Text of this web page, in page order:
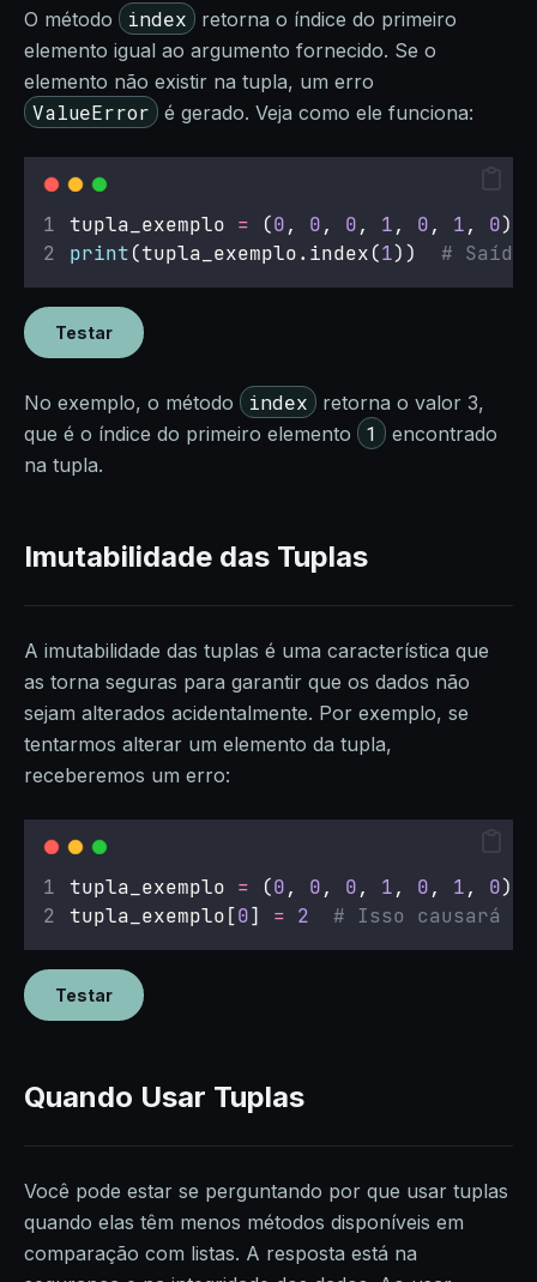
O método index
retorna o índice do primeiro
elemento igual ao argumento fornecido. Se o
elemento não existir na tupla, um erro
ValueError é gerado. Veja como ele funciona:
tupla_exemplo = (0, 0, 0, 1, 0, 1, 0)
print(tupla_exemplo.index(1)) #
Testar
No exemplo, o método index
retorna o valor 3,
que é o índice do primeiro elemento
1
encontrado
na tupla.
Imutabilidade das Tuplas
A imutabilidade das tuplas é uma característica que
as torna seguras para garantir que os dados não
sejam alterados acidentalmente. Por exemplo, se
tentarmos alterar um elemento da tupla,
receberemos um erro:
tupla_exemplo = (0, 0, 0, 1, 0, 1, 0)
tupla_exemplo[0] = 2 # Isso causará
Testar
Quando Usar Tuplas
Você pode estar se perguntando por que usar tuplas
quando elas têm menos métodos disponíveis em
comparação com listas. A resposta está na